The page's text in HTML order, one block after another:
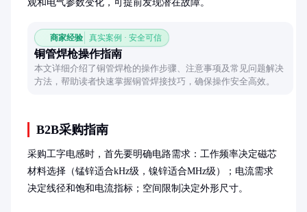
观和电气参数变化，可提前发现潜在故障。
商家经验 真实案例 · 安全可信
铜管焊枪操作指南
本文详细介绍了铜管焊枪的操作步骤、注意事项及常见问题解决
方法，帮助读者快速掌握铜管焊接技巧，确保操作安全高效。
B2B采购指南
采购工字电感时，首先要明确电路需求：工作频率决定磁芯
材料选择（锰锌适合kHz级，镍锌适合MHz级）；电流需求
决定线径和饱和电流指标；空间限制决定外形尺寸。